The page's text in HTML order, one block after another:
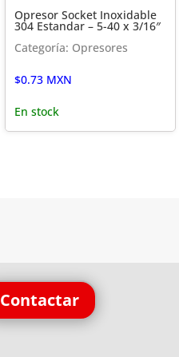
Opresor Socket Inoxidable
304 Estandar – 5-40 x 3/16″
Categoría: Opresores
$0.73MXN
En stock
Contactar